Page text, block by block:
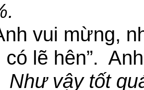
vui mừng,
có lẽ hên”.
Như vậy tốt